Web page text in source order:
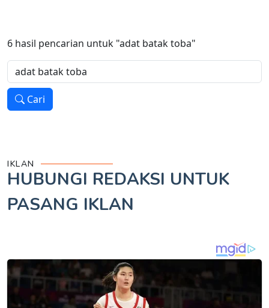
6 hasil pencarian untuk "adat batak toba"
Cari
IKLAN
HUBUNGI REDAKSI UNTUK
PASANG IKLAN